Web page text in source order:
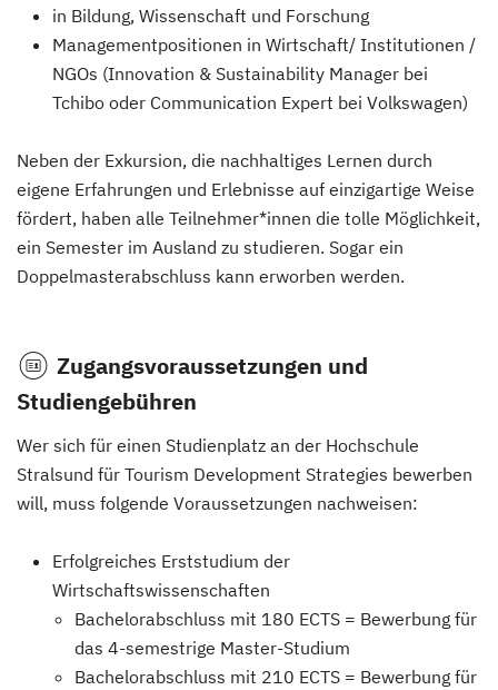
in Bildung, Wissenschaft und Forschung
Managementpositionen in Wirtschaft/ Institutionen /
NGOs (Innovation & Sustainability Manager bei
Tchibo oder Communication Expert bei Volkswagen)
Neben der Exkursion, die nachhaltiges Lernen durch
eigene Erfahrungen und Erlebnisse auf einzigartige Weise
fördert, haben alle Teilnehmer*innen die tolle Möglichkeit,
ein Semester im Ausland zu studieren. Sogar ein
Doppelmasterabschluss kann erworben werden.
Zugangsvoraussetzungen und
Studiengebühren
Wer sich für einen Studienplatz an der Hochschule
Stralsund für Tourism Development Strategies bewerben
will, muss folgende Voraussetzungen nachweisen:
Erfolgreiches Erststudium der
Wirtschaftswissenschaften
Bachelorabschluss mit 180 ECTS = Bewerbung für
das 4-semestrige Master-Studium
Bachelorabschluss mit 210 ECTS = Bewerbung für